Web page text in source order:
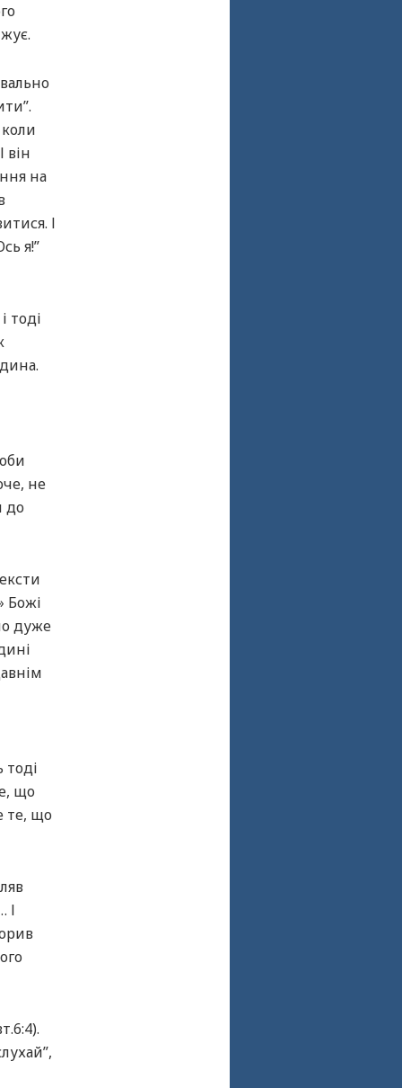
він
на
І
я!”
тоді
не
до
Божі
дуже
що
те, що
І